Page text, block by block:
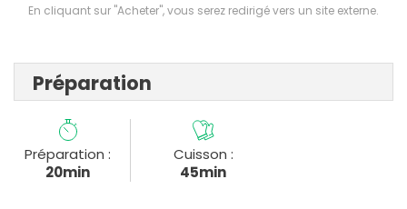
En cliquant sur "Acheter", vous serez redirigé vers un site externe.
Préparation
Préparation :
20min
Cuisson :
45min